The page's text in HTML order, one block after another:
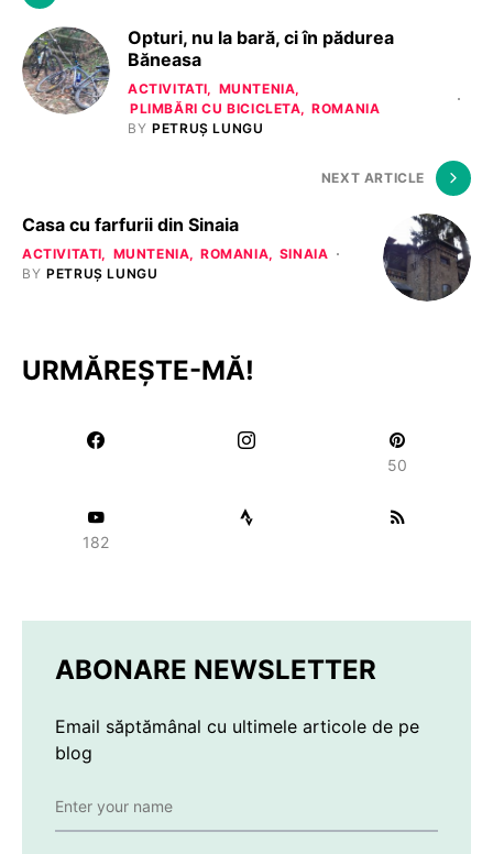
Opturi, nu la bară, ci în pădurea
Băneasa
ACTIVITATI
MUNTENIA
PLIMBĂRI CU BICICLETA
ROMANIA
BY PETRUȘ LUNGU
NEXT ARTICLE
Casa cu farfurii din Sinaia
ACTIVITATI MUNTENIA ROMANIA
SINAIA
BY PETRUȘ LUNGU
URMĂREȘTE-MĂ!
50
182
ABONARE NEWSLETTER
Email săptămânal cu ultimele articole de pe
blog